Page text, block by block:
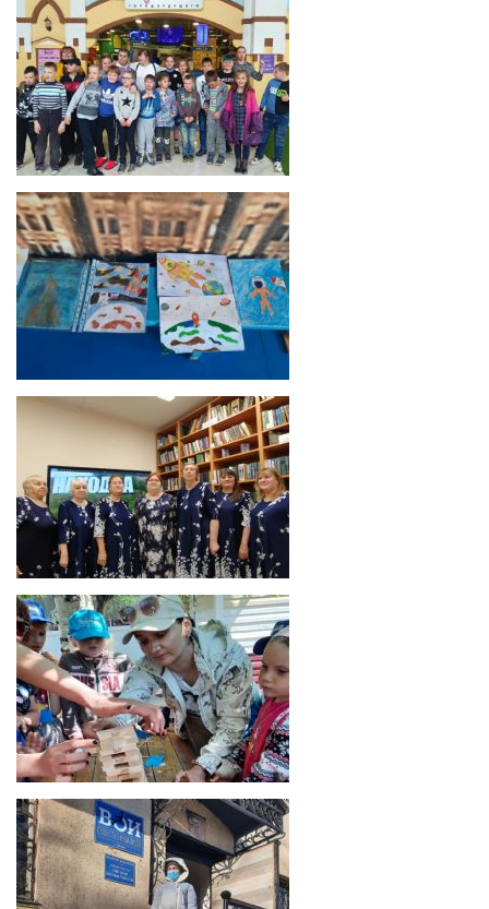
ЗАБОТИМСЯ О ЗДОРОВЬЕ ВМЕСТЕ
Проект «Мы вместе»
Мечтая о космосе
1
Отдохнули и научились беречь «зелёного»
друга